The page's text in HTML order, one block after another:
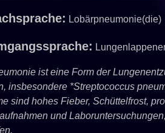
Lobärpneumonie(die)
ist eine Form der
insbesondere *Streptococcus
sind hohes Fieber, Schüttelfrost,
und